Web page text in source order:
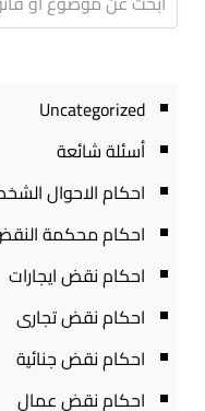
Uncategorized
أسئلة شائعة
احكام الاحوال
احكام محكمة
احكام نقض ايجارات
احكام نقض تجارى
احكام نقض جنائية
احكام نقض عمال